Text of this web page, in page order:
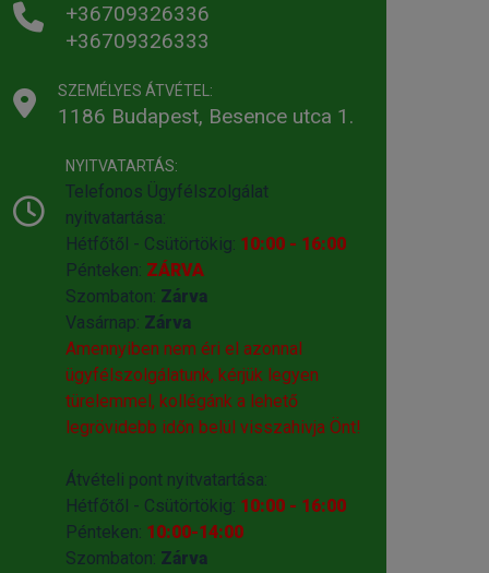
+36709326336
+36709326333
SZEMÉLYES ÁTVÉTEL:
1186 Budapest, Besence utca 1.
NYITVATARTÁS:
Telefonos Ügyfélszolgálat
nyitvatartása:
Hétfőtől - Csütörtökig: 10:00 - 16:00
Pénteken: ZÁRVA
Szombaton: Zárva
Vasárnap: Zárva
Amennyiben nem éri el azonnal
ügyfélszolgálatunk, kérjük legyen
türelemmel, kollégánk a lehető
legrövidebb időn belül visszahivja Önt!
Átvételi pont nyitvatartása:
Hétfőtől - Csütörtökig: 10:00 - 16:00
Pénteken: 10:00-14:00
Szombaton: Zárva